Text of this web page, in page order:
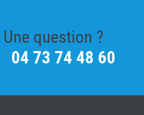
Une question ?
04 73 74 48 60